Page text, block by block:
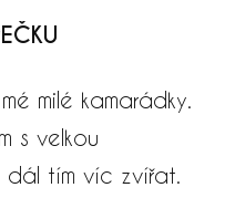
milé kamarádky.
s velkou
tím víc zvířat.